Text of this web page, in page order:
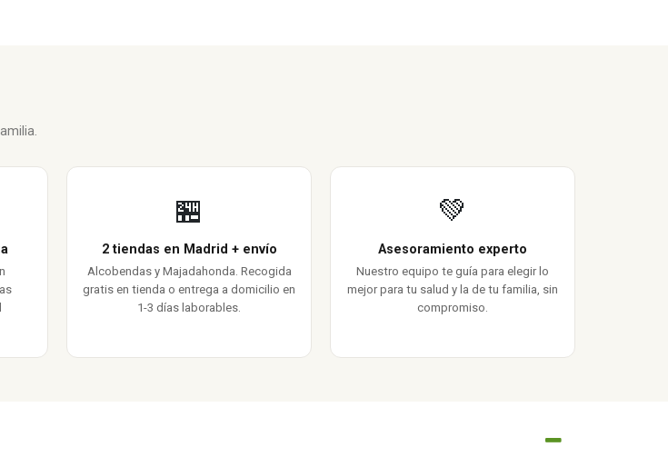
🏪
2 tiendas en Madrid + envío
Alcobendas y Majadahonda. Recogida
gratis en tienda o entrega a domicilio en
1-3 días laborables.
💚
Asesoramiento experto
Nuestro equipo te guía para elegir lo
mejor para tu salud y la de tu familia, sin
compromiso.